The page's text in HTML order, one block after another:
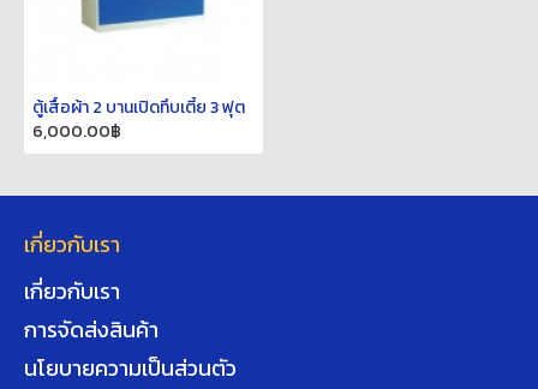
ตู้เสื้อผ้า 2 บานเปิดทึบเตี้ย 3 ฟุต
6,000.00฿
เกี่ยวกับเรา
เกี่ยวกับเรา
การจัดส่งสินค้า
นโยบายความเป็นส่วนตัว